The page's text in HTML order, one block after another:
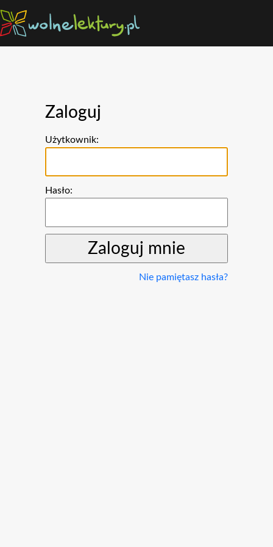
Zaloguj
Użytkownik:
Hasło:
Nie pamiętasz hasła?